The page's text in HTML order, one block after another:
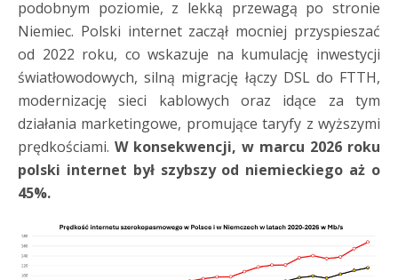
podobnym poziomie, z lekką przewagą po stronie
Niemiec. Polski internet zaczął mocniej przyspieszać
od 2022 roku, co wskazuje na kumulację inwestycji
światłowodowych, silną migrację łączy DSL do FTTH,
modernizację sieci kablowych oraz idące za tym
działania marketingowe, promujące taryfy z wyższymi
prędkościami. W konsekwencji, w marcu 2026 roku
polski internet był szybszy od niemieckiego aż o
45%.